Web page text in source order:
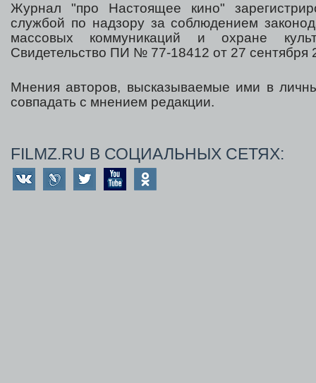
Журнал "про Настоящее кино"
службой по надзору за соблюдением
массовых коммуникаций и охране
Свидетельство ПИ № 77-18412 от 27 сентября
Мнения авторов, высказываемые ими в
совпадать с мнением редакции.
FILMZ.RU В СОЦИАЛЬНЫХ СЕТЯХ: